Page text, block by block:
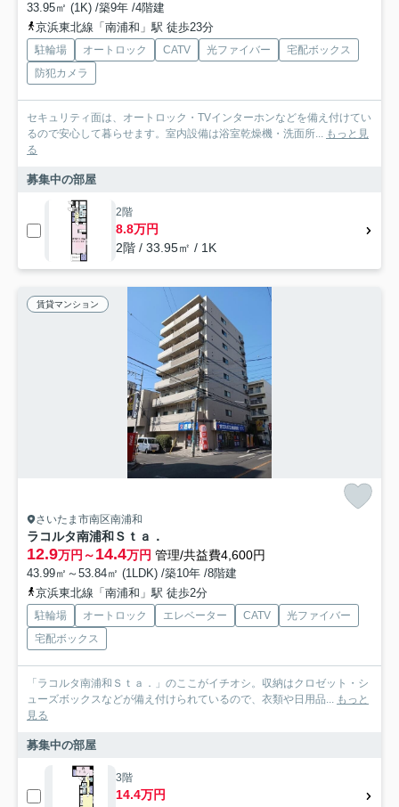
33.95㎡ (1K) /築9年 /4階建
京浜東北線「南浦和」駅 徒歩23分
駐輪場 オートロック CATV 光ファイバー
宅配ボックス
防犯カメラ
セキュリティ面は、オートロック・TVインターホンなどを備え付けてい
るので安心して暮らせます。室内設備は浴室乾燥機・洗面所... もっと見
る
募集中の部屋
2階
8.8万円
2階 / 33.95㎡ / 1K
賃貸マンション
さいたま市南区南浦和
ラコルタ南浦和Ｓｔａ．
12.9万円～14.4万円 管理/共益費4,600円
43.99㎡～53.84㎡ (1LDK) /築10年 /8階建
京浜東北線「南浦和」駅 徒歩2分
駐輪場 オートロック エレベーター CATV
光ファイバー
宅配ボックス
「ラコルタ南浦和Ｓｔａ．」のここがイチオシ。収納はクロゼット・シ
ューズボックスなどが備え付けられているので、衣類や日用品... もっと
見る
募集中の部屋
3階
14.4万円